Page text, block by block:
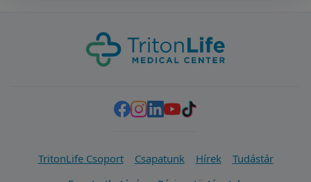
TritonLife Csoport Csapatunk Hírek
Tudástár